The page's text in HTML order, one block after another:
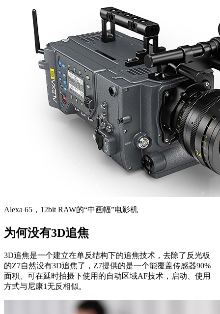
Alexa 65，12bit RAW的“中画幅”电影机
为何没有3D追焦
3D追焦是一个建立在单反结构下的追焦技术，去除了反光板
的Z7自然没有3D追焦了，Z7提供的是一个能覆盖传感器90%
面积、可在延时拍摄下使用的自动区域AF技术，启动、使用
方式与尼康1无反相似。